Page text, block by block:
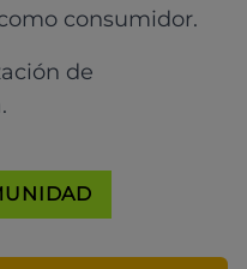
consumidor.
de